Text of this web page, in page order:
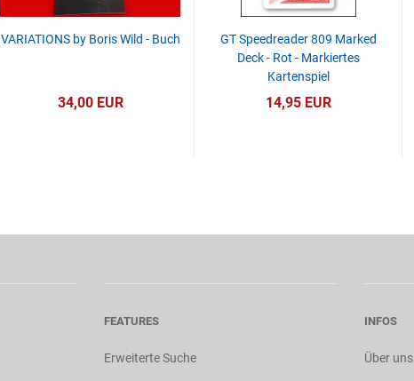
VARIATIONS by Boris Wild - Buch
34,00 EUR
GT Speedreader 809 Marked
Deck - Rot - Markiertes
Kartenspiel
14,95 EUR
FEATURES
Erweiterte Suche
INFOS
Über uns